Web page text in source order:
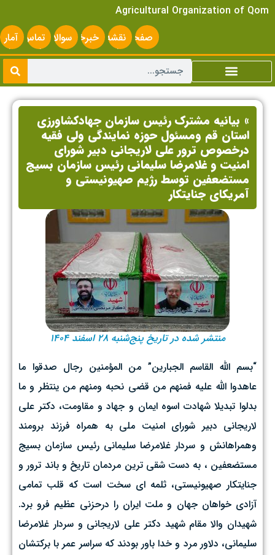
Agricultural Organization of Qom
صفحه
اصلی
نقشه
سایت
خبرخوانسوالات
متداول
تماس
با ما
آمار
» بیانیه مشترک رئیس سازمان جهادکشاورزی
استان قم ومسئول حوزه نمایندگی ولی فقیه
درخصوص ترور علی لاریجانی دبیر شورای
امنیت و غلامرضا سلیمانی رئیس سازمان بسیج
مستضعفین توسط رژیم صهیونیستی و
آمریکای جنایتکار
منتشر شده در تاریخ پنج‌شنبه ۲۸ اسفند ۱۴۰۴
“بسم الله القاسم الجبارین” من المؤمنین رجال صدقوا ما
عاهدوا الله علیه فمنهم من قضی نحبه و‌منهم من ینتظر و‌ ما
بدلوا تبدیلا شهادت اسوه ایمان و جهاد و مقاومت، دکتر علی
لاریجانی دبیر شورای امنیت ملی به همراه فرزند برومند
وهمراهانش و سردار غلامرضا سلیمانی رئیس سازمان بسیج
مستضعفین ، به دست شقی ترین مردمان تاریخ و باند ترور و
جنایتکار صهیونیستی، ثلمه ای سخت است که قلب تمامی
آزادی خواهان جهان و ملت ایران را درحزنی عظیم فرو برد.
شهیدان والا مقام شهید دکتر علی لاریجانی و سردار غلامرضا
سلیمانی، دلاور مرد و خدا باور بودند که سراسر عمر با برکتشان